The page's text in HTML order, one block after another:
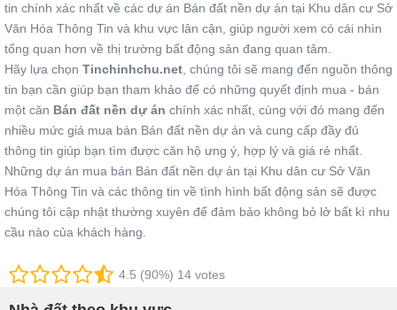
tin chính xác nhất về các dự án Bán đất nền dự án tại Khu dân cư Sở
Văn Hóa Thông Tin và khu vực lân cận, giúp người xem có cái nhìn
tổng quan hơn về thị trường bất động sản đang quan tâm.
Hãy lựa chọn Tinchinhchu.net , chúng tôi sẽ mang đến nguồn thông
tin bạn cần giúp bạn tham khảo để có những quyết định mua - bán
một căn Bán đất nền dự án chính xác nhất, cùng với đó mang đến
nhiều mức giá mua bán Bán đất nền dự án và cung cấp đầy đủ
thông tin giúp bạn tìm được căn hộ ưng ý, hợp lý và giá rẻ nhất.
Những dự án mua bán Bán đất nền dự án tại Khu dân cư Sở Văn
Hóa Thông Tin và các thông tin về tình hình bất động sản sẽ được
chúng tôi cập nhật thường xuyên để đảm bảo không bỏ lở bất kì nhu
cầu nào của khách hàng.
4.5 (90%) 14 votes